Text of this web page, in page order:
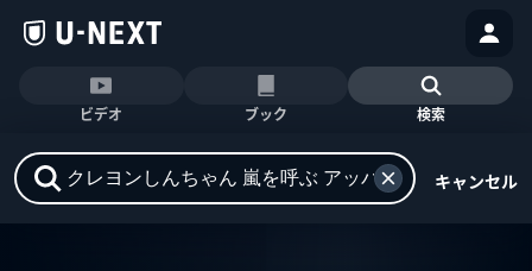
ビデオ ブック 検索
キャンセル